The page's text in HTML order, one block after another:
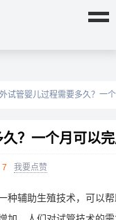
试管婴儿过程需要多久？一
？一个月可以
7 我要点赞
种辅助生殖技术，可以